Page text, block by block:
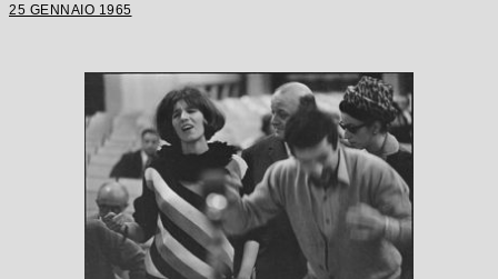
25 GENNAIO 1965